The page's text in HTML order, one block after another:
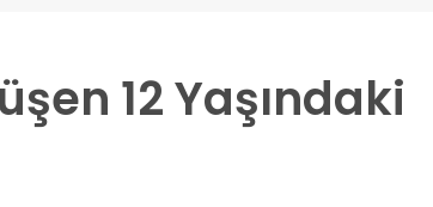
12 Yaşındaki